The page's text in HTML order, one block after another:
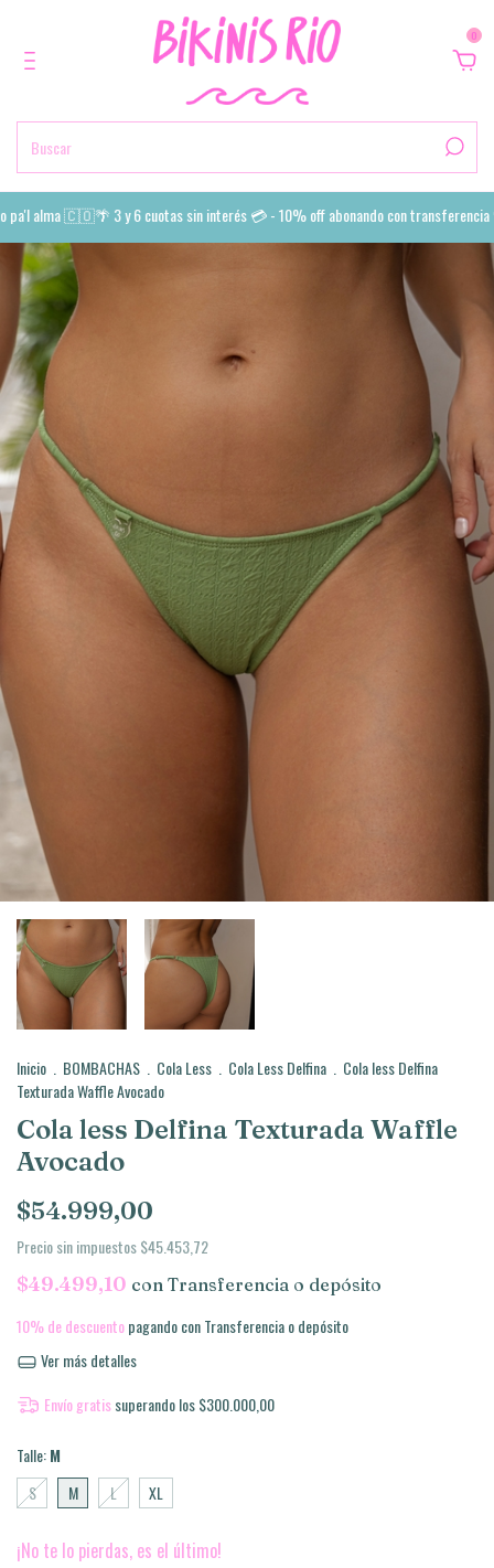
0
alma 🇨🇴🌴 3 y 6 cuotas sin interés 💳 - 10% off abonando con transferencia
Inicio . BOMBACHAS . Cola Less . Cola Less Delfina . Cola less Delfina
Texturada Waffle Avocado
Cola less Delfina Texturada Waffle
Avocado
$54.999,00
Precio sin impuestos$45.453,72
$49.499,10 con Transferencia o depósito
10% de descuentopagando con Transferencia o depósito
Ver más detalles
Envío gratissuperando los$300.000,00
Talle:M
S
M L XL
¡No te lo pierdas, es el último!